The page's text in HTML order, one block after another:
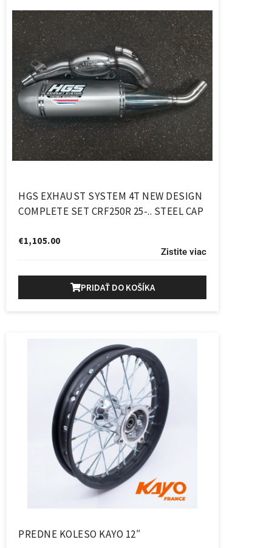
HGS EXHAUST SYSTEM 4T NEW DESIGN
COMPLETE SET CRF250R 25-.. STEEL CAP
€1,105.00
Zistite viac
PRIDAŤ DO KOŠÍKA
PREDNE KOLESO KAYO 12″